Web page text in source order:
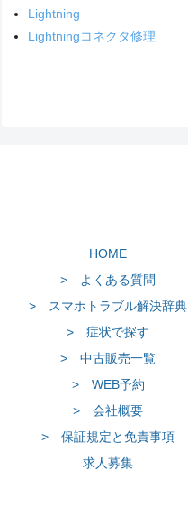
Lightning
Lightningコネクタ修理
HOME
> よくある質問
> スマホトラブル解決辞典
> 症状で探す
> 中古販売一覧
> WEB予約
> 会社概要
> 保証規定と免責事項
求人募集